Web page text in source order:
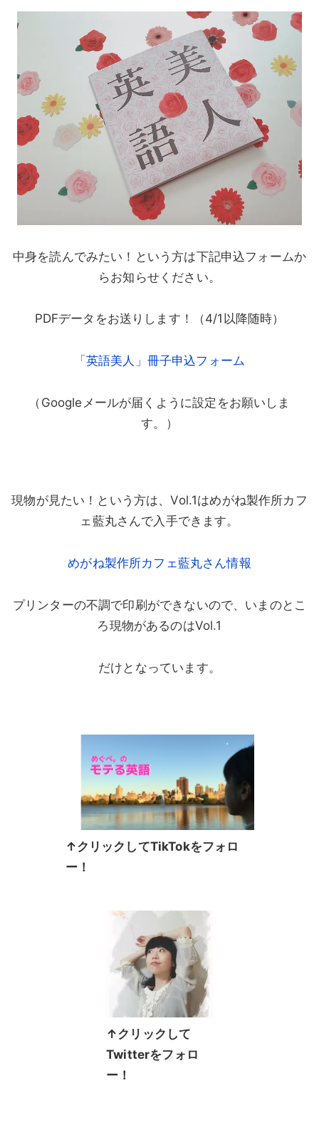
中身を読んでみたい！という方は下記申込フォームか
らお知らせください。
PDFデータをお送りします！（4/1以降随時）
「英語美人」冊子申込フォーム
（Googleメールが届くように設定をお願いしま
す。）
現物が見たい！という方は、Vol.1はめがね製作所カフ
ェ藍丸さんで入手できます。
めがね製作所カフェ藍丸さん情報
プリンターの不調で印刷ができないので、いまのとこ
ろ現物があるのはVol.1
だけとなっています。
↑クリックしてTikTokをフォロ
ー！
↑クリックして
Twitterをフォロ
ー！